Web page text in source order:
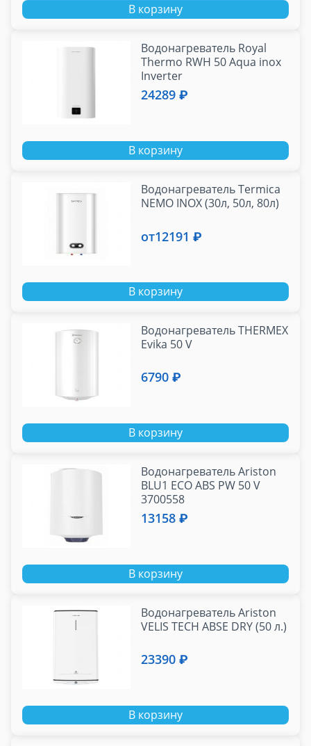
В корзину
Водонагреватель Royal
Thermo RWH 50 Aqua inox
Inverter
24289 ₽
В корзину
Водонагреватель Termica
NEMO INOX (30л, 50л, 80л)
от12191 ₽
В корзину
Водонагреватель THERMEX
Evika 50 V
6790 ₽
В корзину
Водонагреватель Ariston
BLU1 ECO ABS PW 50 V
3700558
13158 ₽
В корзину
Водонагреватель Ariston
VELIS TECH ABSE DRY (50 л.)
23390 ₽
В корзину